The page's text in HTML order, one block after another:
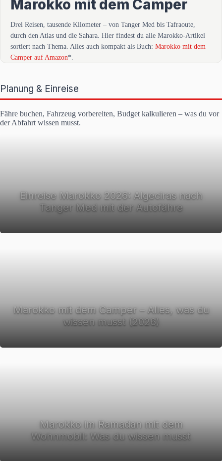
Marokko mit dem Camper
Drei Reisen, tausende Kilometer – von Tanger Med bis Tafraoute,
durch den Atlas und die Sahara. Hier findest du alle Marokko-Artikel
sortiert nach Thema. Alles auch kompakt als Buch: Marokko mit dem
Camper auf Amazon*.
Planung & Einreise
Fähre buchen, Fahrzeug vorbereiten, Budget kalkulieren – was du vor
der Abfahrt wissen musst.
Einreise Marokko 2026: Algeciras nach
Tanger Med mit der Autofähre
Marokko mit dem Camper – Alles, was du
wissen musst (2026)
Marokko im Ramadan mit dem
Wohnmobil: Was du wissen musst